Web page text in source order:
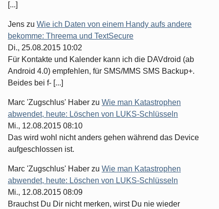
[...]
Jens zu Wie ich Daten von einem Handy aufs andere
bekomme: Threema und TextSecure
Di., 25.08.2015 10:02
Für Kontakte und Kalender kann ich die DAVdroid (ab
Android 4.0) empfehlen, für SMS/MMS SMS Backup+.
Beides bei f- [...]
Marc 'Zugschlus' Haber zu Wie man Katastrophen
abwendet, heute: Löschen von LUKS-Schlüsseln
Mi., 12.08.2015 08:10
Das wird wohl nicht anders gehen während das Device
aufgeschlossen ist.
Marc 'Zugschlus' Haber zu Wie man Katastrophen
abwendet, heute: Löschen von LUKS-Schlüsseln
Mi., 12.08.2015 08:09
Brauchst Du Dir nicht merken, wirst Du nie wieder